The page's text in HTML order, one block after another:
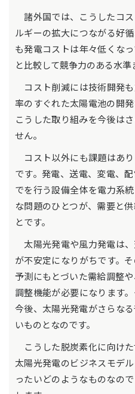
諸外国では、こうしたコ
ルギーの拡大につながる好
も発電コストは年々低くな
と比較して競争力のある水準
コスト削減には技術開発
率のすぐれた太陽電池の開
こうした取り組みを今後は
せん。
コスト以外にも課題はあ
です。発電、送電、変電、
でを行う設備全体を電力系
な問題のひとつが、需要と
とです。
太陽光発電や風力発電は
が不安定になりがちです。
予測にもとづいた需給調整
調整機能が必要になります
今後、太陽光発電がさらな
いものとなのです。
こうした脱炭素化に向け
太陽光発電のビジネスモデ
ったいどのようなものなので